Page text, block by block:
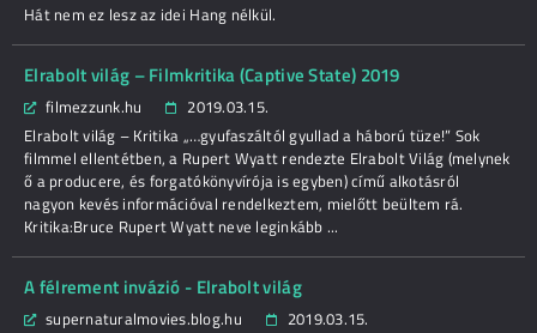
Hát nem ez lesz az idei Hang nélkül.
Elrabolt világ – Filmkritika (Captive State) 2019
filmezzunk.hu
2019.03.15.
Elrabolt világ – Kritika „…gyufaszáltól gyullad a háború tüze!” Sok
filmmel ellentétben, a Rupert Wyatt rendezte Elrabolt Világ (melynek
ő a producere, és forgatókönyvírója is egyben) című alkotásról
nagyon kevés információval rendelkeztem, mielőtt beültem rá.
Kritika:Bruce Rupert Wyatt neve leginkább ...
A félrement invázió - Elrabolt világ
supernaturalmovies.blog.hu
2019.03.15.